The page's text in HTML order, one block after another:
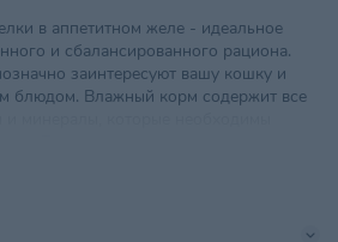
Перепел
Взрослые 1-6 лет
в аппетитном желе - идеальное
и сбалансированного рациона.
заинтересуют вашу кошку и
блюдом. Влажный корм содержит все
остроты зрения и здоровья
полнорационный сухой корм Brit